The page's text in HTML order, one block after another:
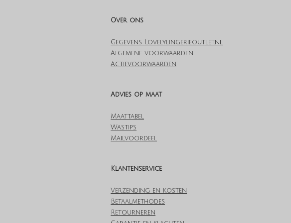
Over ons
Gegevens Lovelylingerieoutlet.nl
Algemene voorwaarden
Actievoorwaarden
Advies op maat
Maattabel
Wastips
Mailvoordeel
Klantenservice
Verzending en kosten
Betaalmethodes
Retourneren